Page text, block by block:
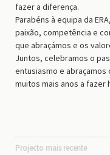
fazer a diferença.
Parabéns à equipa da
paixão, competência e
que abraçámos e os
Juntos, celebramos o
entusiasmo e abraçamos
muitos mais anos a fazer
Projecto mais recente